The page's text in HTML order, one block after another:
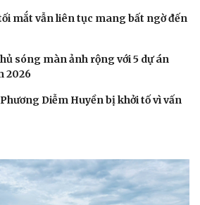
mắt vẫn liên tục mang bất ngờ đến
sóng màn ảnh rộng với 5 dự án
2026
Diễm Huyền bị khởi tố vì vấn